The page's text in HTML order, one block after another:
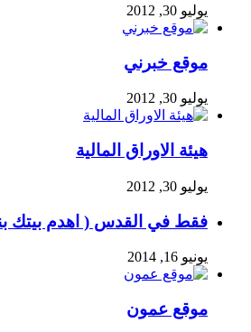
يوليو 30, 2012
موقع خبرني
يوليو 30, 2012
هيئة الاوراق المالية
يوليو 30, 2012
فقط في القدس ( اهدم بيتك
يونيو 16, 2014
موقع عمون